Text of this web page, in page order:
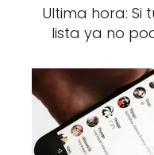
Ultima hora: Si
lista ya no